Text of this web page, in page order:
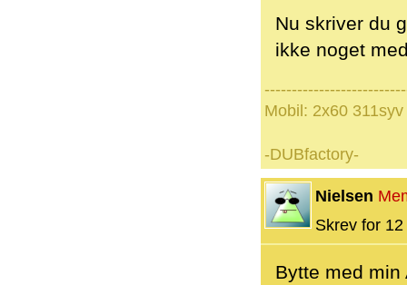
Nu skriver du
ikke noget
Mobil: 2x60 311syv
-DUBfactory-
Nielsen
Skrev for
Bytte med min